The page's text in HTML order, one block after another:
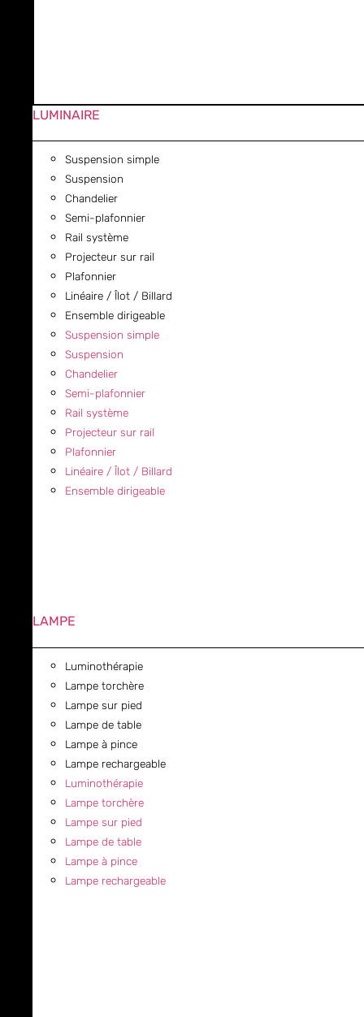
LUMINAIRE
Suspension simple
Suspension
Chandelier
Semi-plafonnier
Rail système
Projecteur sur rail
Plafonnier
Linéaire / Îlot / Billard
Ensemble dirigeable
Suspension simple
Suspension
Chandelier
Semi-plafonnier
Rail système
Projecteur sur rail
Plafonnier
Linéaire / Îlot / Billard
Ensemble dirigeable
LAMPE
Luminothérapie
Lampe torchère
Lampe sur pied
Lampe de table
Lampe à pince
Lampe rechargeable
Luminothérapie
Lampe torchère
Lampe sur pied
Lampe de table
Lampe à pince
Lampe rechargeable